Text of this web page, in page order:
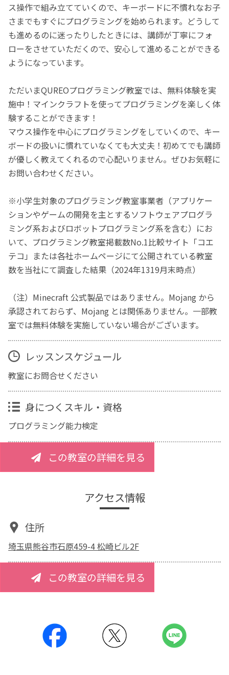
ス操作で組み立てていくので、キーボードに不慣れなお子
さまでもすぐにプログラミングを始められます。どうして
も進めるのに迷ったりしたときには、講師が丁寧にフォ
ローをさせていただくので、安心して進めることができる
ようになっています。
ただいまQUREOプログラミング教室では、無料体験を実
施中！マインクラフトを使ってプログラミングを楽しく体
験することができます！
マウス操作を中心にプログラミングをしていくので、キー
ボードの扱いに慣れていなくても大丈夫！初めてでも講師
が優しく教えてくれるので心配いりません。ぜひお気軽に
お問い合わせください。
※小学生対象のプログラミング教室事業者（アプリケー
ションやゲームの開発を主とするソフトウェアプログラ
ミング系およびロボットプログラミング系を含む）にお
いて、プログラミング教室掲載数No.1比較サイト「コエ
テコ」または各社ホームページにて公開されている教室
数を当社にて調査した結果（2024年1319月末時点）
（注）Minecraft 公式製品ではありません。Mojang から
承認されておらず、Mojang とは関係ありません。一部教
室では無料体験を実施していない場合がございます。
レッスンスケジュール
教室にお問合せください
身につくスキル・資格
プログラミング能力検定
この教室の詳細を見る
アクセス情報
住所
埼玉県熊谷市石原459-4 松崎ビル2F
この教室の詳細を見る